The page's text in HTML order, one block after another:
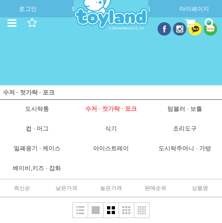
로그인 회원가입 주문조회 마이페이지
수저 · 젓가락 · 포크
도시락통 수저 · 젓가락 · 포크 텀블러 · 보틀
컵 · 머그 식기 조리도구
밀폐용기 · 케이스 아이스트레이 도시락주머니 · 가방
베이비,키즈 · 잡화
최신순 낮은가격 높은가격 판매순위 상품명